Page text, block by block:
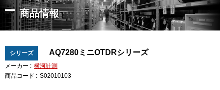
商品情報
シリーズ AQ7280ミニOTDRシリーズ
メーカー : 横河計測
商品コード : S02010103